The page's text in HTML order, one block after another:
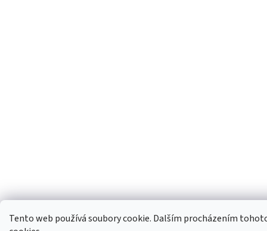
Tento web používá soubory cookie. Dalším procházením